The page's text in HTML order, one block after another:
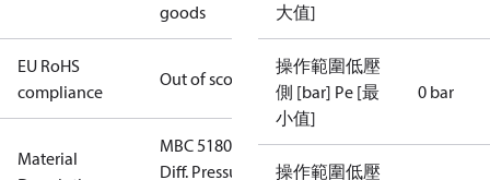
goods
EU RoHS
compliance
Out of scope
Material
MBC 5180
Diff. Pressure
大值]
操作範圍低壓
側 [bar] Pe [最
小值]
0 bar
操作範圍低壓